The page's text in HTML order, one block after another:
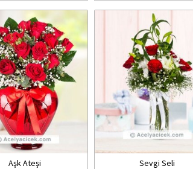
Aşk Ateşi Sevgi Seli